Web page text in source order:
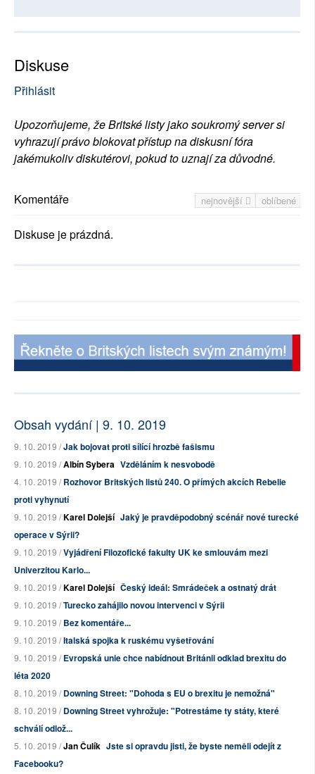
Diskuse
Přihlásit
Upozorňujeme, že Britské listy jako soukromý server si
vyhrazují právo blokovat přístup na diskusní fóra
jakémukoliv diskutérovi, pokud to uznají za důvodné.
nejnovější oblíbené
Komentáře
Diskuse je prázdná.
Obsah vydání | 9. 10. 2019
9. 10. 2019 /Jak bojovat proti sílící hrozbě fašismu
9. 10. 2019 /Albín Sybera Vzděláním k nesvobodě
4. 10. 2019 /Rozhovor Britských listů 240. O přímých akcích Rebelie
proti vyhynutí
9. 10. 2019 /Karel Dolejší Jaký je pravděpodobný scénář nové turecké
operace v Sýrii?
9. 10. 2019 /Vyjádření Filozofické fakulty UK ke smlouvám mezi
Univerzitou Karlo...
9. 10. 2019 /Karel Dolejší Český ideál: Smrádeček a ostnatý drát
9. 10. 2019 /Turecko zahájilo novou intervenci v Sýrii
9. 10. 2019 /Bez komentáře...
9. 10. 2019 /Italská spojka k ruskému vyšetřování
9. 10. 2019 /Evropská unie chce nabídnout Británii odklad brexitu do
léta 2020
8. 10. 2019 /Downing Street: "Dohoda s EU o brexitu je nemožná"
8. 10. 2019 /Downing Street vyhrožuje: "Potrestáme ty státy, které
schválí odlož...
5. 10. 2019 /Jan Čulík Jste si opravdu jisti, že byste neměli odejít z
Facebooku?